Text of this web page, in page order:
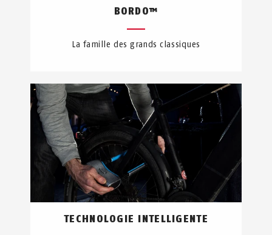
BORDO™
La famille des grands classiques
TECHNOLOGIE INTELLIGENTE